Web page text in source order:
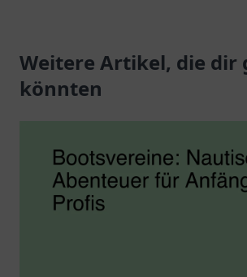
Altersgruppen.
für alle
Weitere Artikel, die dir
könnten